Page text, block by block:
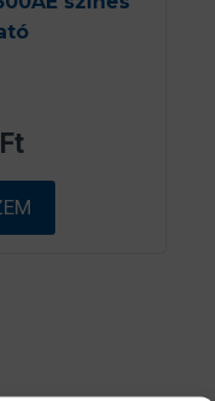
Ft